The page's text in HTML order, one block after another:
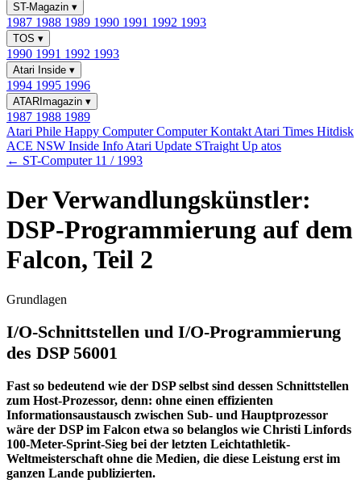
ST-Magazin ▾
1987 1988 1989 1990 1991 1992 1993
TOS ▾
1990 1991 1992 1993
Atari Inside ▾
1994 1995 1996
ATARImagazin ▾
1987 1988 1989
Atari Phile Happy ComputerComputer Kontakt Atari Times Hitdisk
ACE NSW Inside Info Atari Update STraight Up atos
← ST-Computer 11 / 1993
Der Verwandlungskünstler:
DSP-Programmierung auf dem
Falcon, Teil 2
Grundlagen
I/O-Schnittstellen und I/O-Programmierung
des DSP 56001
Fast so bedeutend wie der DSP selbst sind dessen Schnittstellen
zum Host-Prozessor, denn: ohne einen effizienten
Informationsaustausch zwischen Sub- und Hauptprozessor
wäre der DSP im Falcon etwa so belanglos wie Christi Linfords
100-Meter-Sprint-Sieg bei der letzten Leichtathletik-
Weltmeisterschaft ohne die Medien, die diese Leistung erst im
ganzen Lande publizierten.